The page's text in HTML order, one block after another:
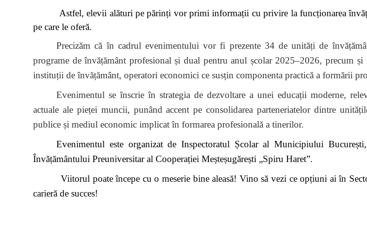
Astfel, elevii alături pe părinți vor primi informații cu privire la funcționarea
pe care le oferă.
Precizăm că în cadrul evenimentului vor fi prezente 34 de unități de
programe de învățământ profesional și dual pentru anul școlar 2025–2026, precum și
instituții de învățământ, operatori economici ce susțin componenta practică a formării
Evenimentul se înscrie în strategia de dezvoltare a unei educații moderne,
actuale ale pieței muncii, punând accent pe consolidarea parteneriatelor dintre
publice și mediul economic implicat în formarea profesională a tinerilor.
Evenimentul este organizat de Inspectoratul Școlar al Municipiului
Învățământului Preuniversitar al Cooperației Meșteșugărești „Spiru Haret”.
Viitorul poate începe cu o meserie bine aleasă! Vino să vezi ce opțiuni ai în
carieră de succes!